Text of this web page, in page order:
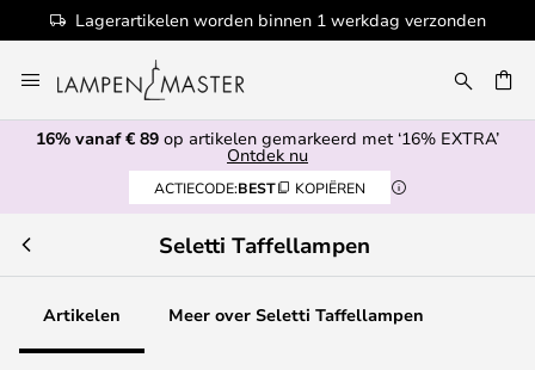
1 werkdag verzonden 100+
naar
de
inhoud
16% vanaf € 89 op artikelen gemarkeerd met ‘16% EXTRA’
Ontdek nu
ACTIECODE:BEST KOPIËREN
Seletti Taffellampen
Artikelen Meer over Seletti Taffellampen